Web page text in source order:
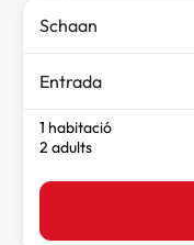
Entrada
1 habitació
2 adults